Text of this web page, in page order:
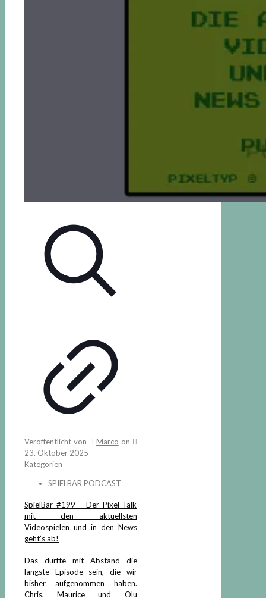
Veröffentlicht von Marco on
23. Oktober 2025
Kategorien
SPIELBAR PODCAST
SpielBar #199 – Der Pixel Talk
mit den aktuellsten
Videospielen und in den News
geht’s ab!
Das dürfte mit Abstand die
längste Episode sein, die wir
bisher aufgenommen haben.
Chris, Maurice und Olu